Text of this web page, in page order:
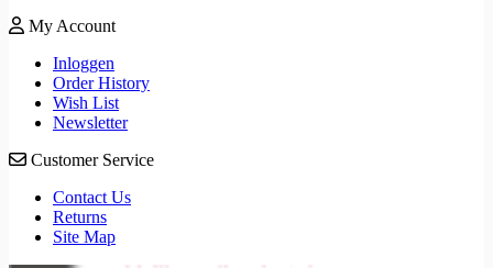
My Account
Inloggen
Order History
Wish List
Newsletter
Customer Service
Contact Us
Returns
Site Map